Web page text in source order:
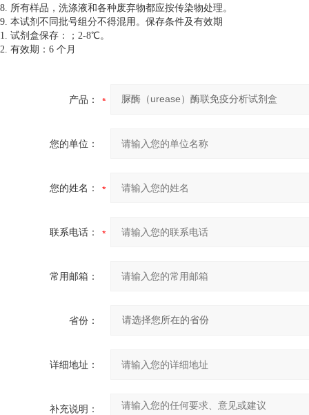
8. 所有样品，洗涤液和各种废弃物都应按传染物处理。
9. 本试剂不同批号组分不得混用。保存条件及有效期
1. 试剂盒保存：；2-8℃。
2. 有效期：6 个月
产品：
您的单位：
您的姓名：
联系电话：
常用邮箱：
省份：
详细地址：
补充说明：